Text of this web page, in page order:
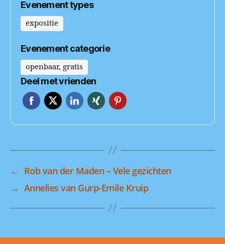
Evenement types
expositie
Evenement categorie
openbaar, gratis
Deel met vrienden
← Rob van der Maden – Vele gezichten
→ Annelies van Gurp-Emile Kruip